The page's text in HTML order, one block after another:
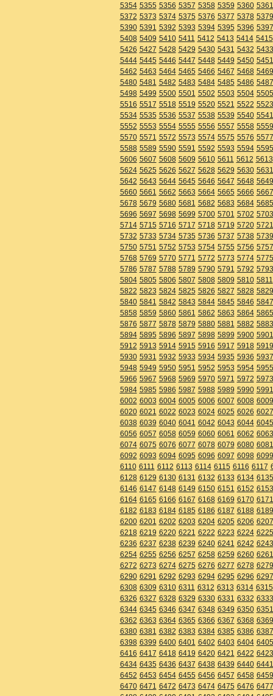
5354 5355 5356 5357 5358 5359 5360 5361
5372 5373 5374 5375 5376 5377 5378 5379
5390 5391 5392 5393 5394 5395 5396 5397
5408 5409 5410 5411 5412 5413 5414 5415
5426 5427 5428 5429 5430 5431 5432 5433
5444 5445 5446 5447 5448 5449 5450 5451
5462 5463 5464 5465 5466 5467 5468 5469
5480 5481 5482 5483 5484 5485 5486 5487
5498 5499 5500 5501 5502 5503 5504 5505
5516 5517 5518 5519 5520 5521 5522 5523
5534 5535 5536 5537 5538 5539 5540 5541
5552 5553 5554 5555 5556 5557 5558 5559
5570 5571 5572 5573 5574 5575 5576 5577
5588 5589 5590 5591 5592 5593 5594 5595
5606 5607 5608 5609 5610 5611 5612 5613
5624 5625 5626 5627 5628 5629 5630 5631
5642 5643 5644 5645 5646 5647 5648 5649
5660 5661 5662 5663 5664 5665 5666 5667
5678 5679 5680 5681 5682 5683 5684 5685
5696 5697 5698 5699 5700 5701 5702 5703
5714 5715 5716 5717 5718 5719 5720 5721
5732 5733 5734 5735 5736 5737 5738 5739
5750 5751 5752 5753 5754 5755 5756 5757
5768 5769 5770 5771 5772 5773 5774 5775
5786 5787 5788 5789 5790 5791 5792 5793
5804 5805 5806 5807 5808 5809 5810 5811
5822 5823 5824 5825 5826 5827 5828 5829
5840 5841 5842 5843 5844 5845 5846 5847
5858 5859 5860 5861 5862 5863 5864 5865
5876 5877 5878 5879 5880 5881 5882 5883
5894 5895 5896 5897 5898 5899 5900 5901
5912 5913 5914 5915 5916 5917 5918 5919
5930 5931 5932 5933 5934 5935 5936 5937
5948 5949 5950 5951 5952 5953 5954 5955
5966 5967 5968 5969 5970 5971 5972 5973
5984 5985 5986 5987 5988 5989 5990 5991
6002 6003 6004 6005 6006 6007 6008 6009
6020 6021 6022 6023 6024 6025 6026 6027
6038 6039 6040 6041 6042 6043 6044 6045
6056 6057 6058 6059 6060 6061 6062 6063
6074 6075 6076 6077 6078 6079 6080 6081
6092 6093 6094 6095 6096 6097 6098 6099
6110 6111 6112 6113 6114 6115 6116 6117
6128 6129 6130 6131 6132 6133 6134 6135
6146 6147 6148 6149 6150 6151 6152 6153
6164 6165 6166 6167 6168 6169 6170 6171
6182 6183 6184 6185 6186 6187 6188 6189
6200 6201 6202 6203 6204 6205 6206 6207
6218 6219 6220 6221 6222 6223 6224 6225
6236 6237 6238 6239 6240 6241 6242 6243
6254 6255 6256 6257 6258 6259 6260 6261
6272 6273 6274 6275 6276 6277 6278 6279
6290 6291 6292 6293 6294 6295 6296 6297
6308 6309 6310 6311 6312 6313 6314 6315
6326 6327 6328 6329 6330 6331 6332 6333
6344 6345 6346 6347 6348 6349 6350 6351
6362 6363 6364 6365 6366 6367 6368 6369
6380 6381 6382 6383 6384 6385 6386 6387
6398 6399 6400 6401 6402 6403 6404 6405
6416 6417 6418 6419 6420 6421 6422 6423
6434 6435 6436 6437 6438 6439 6440 6441
6452 6453 6454 6455 6456 6457 6458 6459
6470 6471 6472 6473 6474 6475 6476 6477